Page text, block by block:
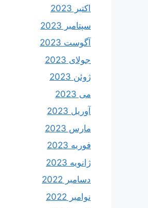
اکتبر 2023
سپتامبر 2023
آگوست 2023
جولای 2023
ژوئن 2023
می 2023
آوریل 2023
مارس 2023
فوریه 2023
ژانویه 2023
دسامبر 2022
نوامبر 2022